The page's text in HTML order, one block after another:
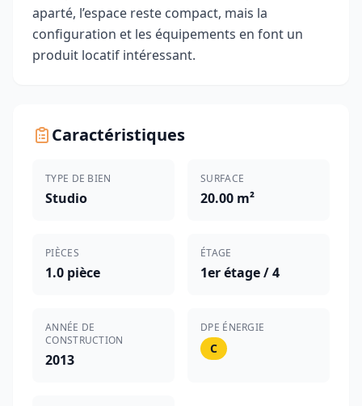
aparté, l’espace reste compact, mais la
configuration et les équipements en font un
produit locatif intéressant.
Caractéristiques
TYPE DE BIEN
Studio
SURFACE
20.00 m²
PIÈCES
1.0 pièce
ÉTAGE
1er étage / 4
ANNÉE DE
CONSTRUCTION
2013
DPE ÉNERGIE
C